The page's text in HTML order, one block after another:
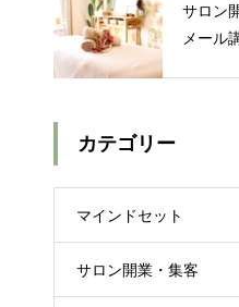
サロン
メール
カテゴリー
マインドセット
サロン開業・集客